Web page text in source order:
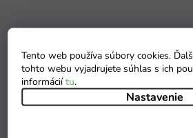
Tento web používa súbory cookies.
tohto webu vyjadrujete súhlas s ich
informáciítu.
Nastavenie